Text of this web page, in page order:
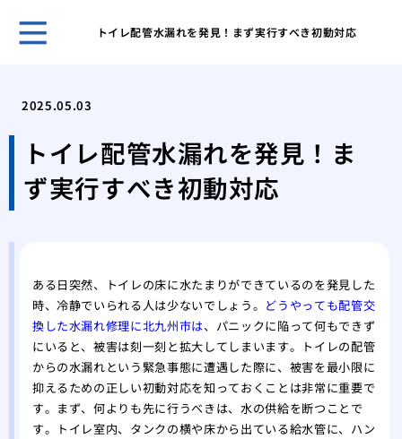
トイレ配管水漏れを発見！まず実行すべき初動対応
修
ト
浴
お
ト
実
2025.05.03
トイレ配管水漏れを発見！ま
ず実行すべき初動対応
ある日突然、トイレの床に水たまりができているのを発見した
時、冷静でいられる人は少ないでしょう。 どうやっても配管交
換した水漏れ修理に北九州市は、パニックに陥って何もできず
にいると、被害は刻一刻と拡大してしまいます。トイレの配管
からの水漏れという緊急事態に遭遇した際に、被害を最小限に
抑えるための正しい初動対応を知っておくことは非常に重要で
す。まず、何よりも先に行うべきは、水の供給を断つことで
す。トイレ室内、タンクの横や床から出ている給水管に、ハン